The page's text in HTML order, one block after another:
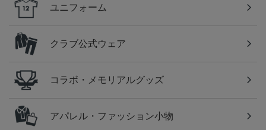
ユニフォーム
クラブ公式ウェア
コラボ・メモリアルグッズ
アパレル・ファッション小物